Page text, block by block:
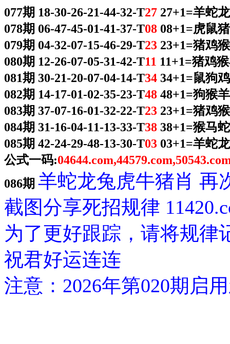
077期 18-30-26-21-44-32-T27 27+1=羊蛇
078期 06-47-45-01-41-37-T08 08+1=虎鼠
079期 04-32-07-15-46-29-T23 23+1=猪鸡
080期 12-26-07-05-31-42-T11 11+1=猪鸡
081期 30-21-20-07-04-14-T34 34+1=鼠狗
082期 14-17-01-02-35-23-T48 48+1=狗猴
083期 37-07-16-01-32-22-T23 23+1=猪鸡
084期 31-16-04-11-13-33-T38 38+1=猴马
085期 42-24-29-48-13-30-T03 03+1=羊蛇
公式一码:
086期 羊蛇龙兔虎牛猪肖 再
截图分享死招规律
为了更好跟踪，请将规律
祝君好运连连
注意：2026年第020期启